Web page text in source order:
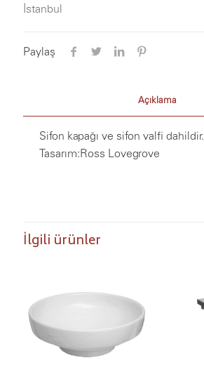
İstanbul
Paylaş
Açıklama
Sifon kapağı ve sifon valfi dahildir.
Tasarım:Ross Lovegrove
İlgili ürünler